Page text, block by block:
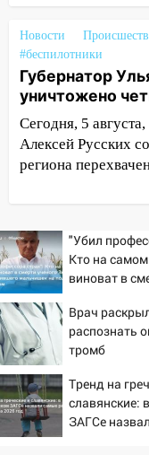
13:00
12:37
велосипеде и
12:18
попал мужчина
11:17
В
11:00 В
10:18
уничтожено
регионе
10:00
В
легковой
Новости
#беспилотники
Губернатор
уничтожено
Сегодня, 5
Алексей Русских
региона
"Убил
Кто на
виноват в
мальчишек на
горохом
Врач
распознать
тромб
Тренд на
славянские:
ЗАГСе